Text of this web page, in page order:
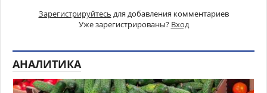
Зарегистрируйтесь для добавления комментариев
Уже зарегистрированы? Вход
АНАЛИТИКА